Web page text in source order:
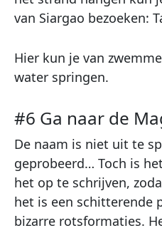
van Siargao bezoeken:
Hier kun je van
water springen.
#6 Ga naar de
De naam is niet uit te
geprobeerd… Toch is
het op te schrijven,
het is een schitterende
bizarre rotsformaties.